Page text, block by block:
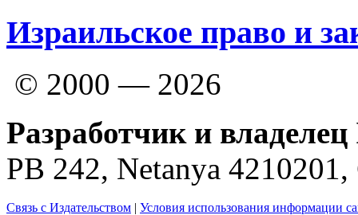
Израильское право и
© 2000 — 2026
Разработчик и
PB 242, Netanya
Связь с Издательством | Условия использования информации